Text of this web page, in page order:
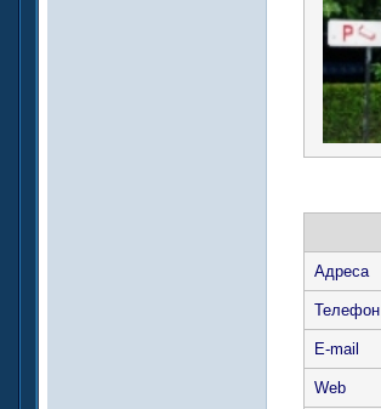
Адреса
Телефон
E-mail
Web